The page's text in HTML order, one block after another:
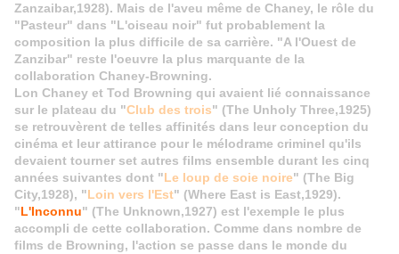
Zanzaibar,1928). Mais de l'aveu même de Chaney, le rôle du
"Pasteur" dans "L'oiseau noir" fut probablement la
composition la plus difficile de sa carrière. "A l'Ouest de
Zanzibar" reste l'oeuvre la plus marquante de la
collaboration Chaney-Browning.
Lon Chaney et Tod Browning qui avaient lié connaissance
sur le plateau du "Club des trois" (The Unholy Three,1925)
se retrouvèrent de telles affinités dans leur conception du
cinéma et leur attirance pour le mélodrame criminel qu'ils
devaient tourner set autres films ensemble durant les cinq
années suivantes dont "Le loup de soie noire" (The Big
City,1928), "Loin vers l'Est" (Where East is East,1929).
"L'Inconnu" (The Unknown,1927) est l'exemple le plus
accompli de cette collaboration. Comme dans nombre de
films de Browning, l'action se passe dans le monde du